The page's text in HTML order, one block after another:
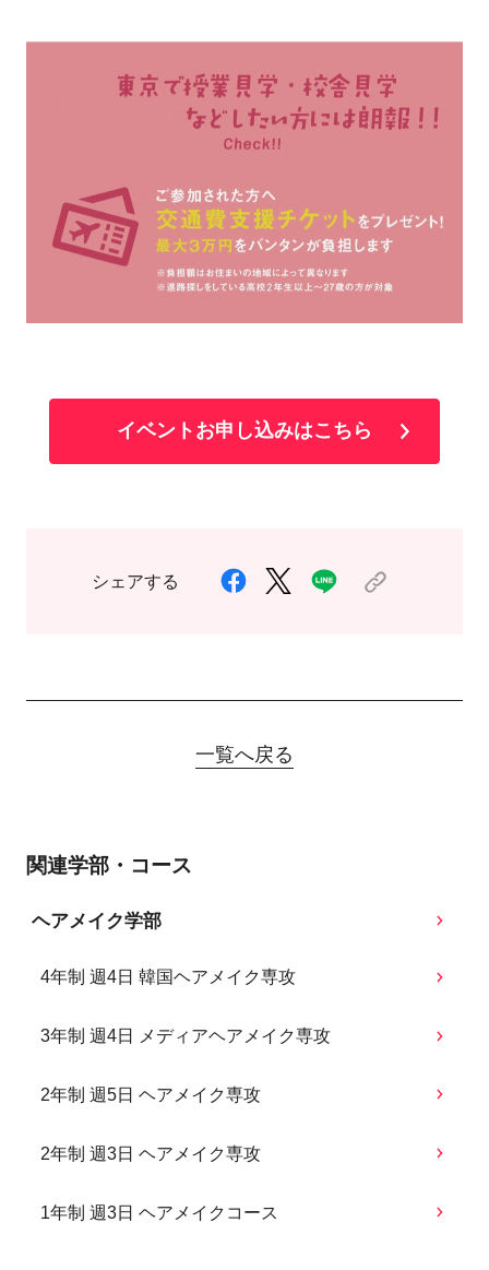
イベントお申し込みはこちら
シェアする
一覧へ戻る
関連学部・コース
ヘアメイク学部
4年制 週4日 韓国ヘアメイク専攻
3年制 週4日 メディアヘアメイク専攻
2年制 週5日 ヘアメイク専攻
2年制 週3日 ヘアメイク専攻
1年制 週3日 ヘアメイクコース